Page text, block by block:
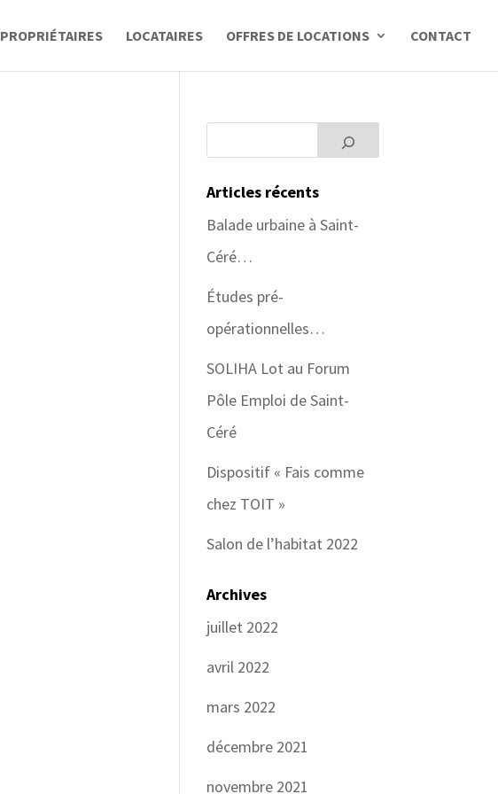
PROPRIÉTAIRES LOCATAIRES OFFRES DE LOCATIONS CONTACT
Articles récents
Balade urbaine à Saint-
Céré…
Études pré-
opérationnelles…
SOLIHA Lot au Forum
Pôle Emploi de Saint-
Céré
Dispositif « Fais comme
chez TOIT »
Salon de l’habitat 2022
Archives
juillet 2022
avril 2022
mars 2022
décembre 2021
novembre 2021